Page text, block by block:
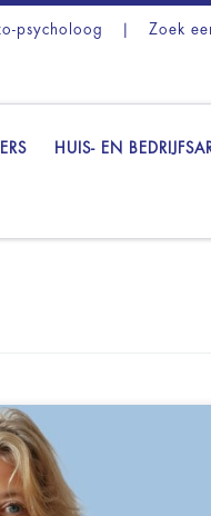
psycholoog Zoek
HUIS- EN
Koninginnegracht
- GZ-psycholoog